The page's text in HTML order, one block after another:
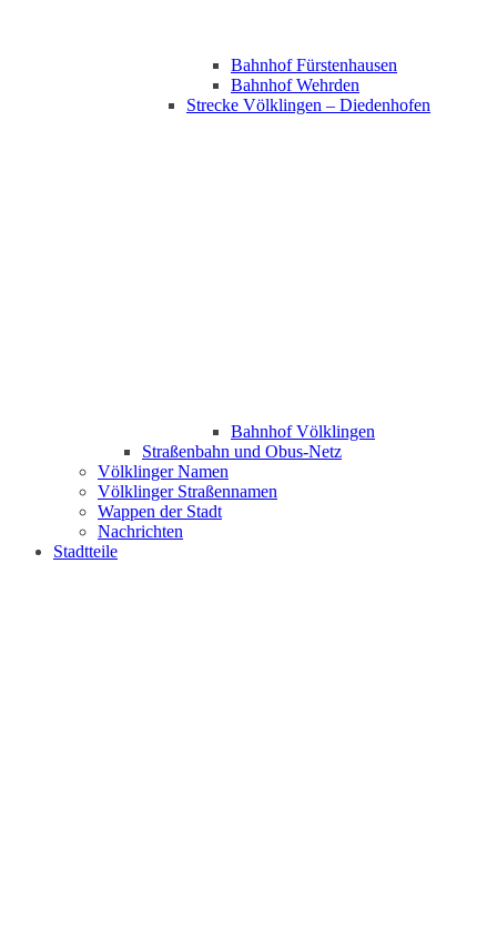
Bahnhof Fürstenhausen
Bahnhof Wehrden
Strecke Völklingen – Diedenhofen
Bahnhof Völklingen
Straßenbahn und Obus-Netz
Völklinger Namen
Völklinger Straßennamen
Wappen der Stadt
Nachrichten
Stadtteile